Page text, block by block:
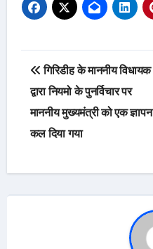
Post
navigation
गिरिडीह के माननीय विधायक
द्वारा नियमो के पुनर्विचार पर
माननीय मुख्यमंत्री को एक ज्ञापन
कल दिया गया